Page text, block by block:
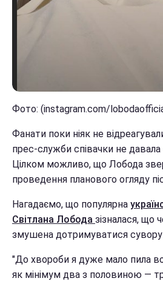
Фото: (instagram.com/
Фанати поки ніяк не
прес-служби співачки не
Цілком можливо, що Лобода
проведення планового огляду
Нагадаємо, що популярна
Світлана Лобода зізналася, що
змушена дотримуватися сувору
"До хвороби я дуже мало пила
як мінімум два з половиною —